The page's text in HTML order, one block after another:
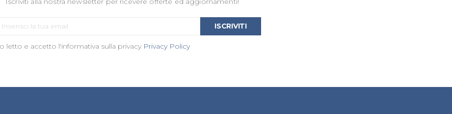
nostra
letto e accetto l'informativa sulla privacy Privacy Policy
ISCRIVITI